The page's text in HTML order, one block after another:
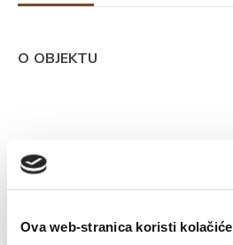
Ova web-stranica koristi kolačiće
O OBJEKTU